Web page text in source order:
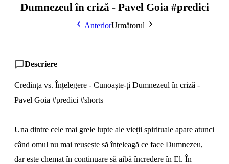
Dumnezeul în criză - Pavel Goia #predici
AnteriorUrmătorul
Descriere
Credința vs. Înțelegere - Cunoaște-ți Dumnezeul în criză -
Pavel Goia #predici #shorts
Una dintre cele mai grele lupte ale vieții spirituale apare atunci
când omul nu mai reușește să înțeleagă ce face Dumnezeu,
dar este chemat în continuare să aibă încredere în El. În